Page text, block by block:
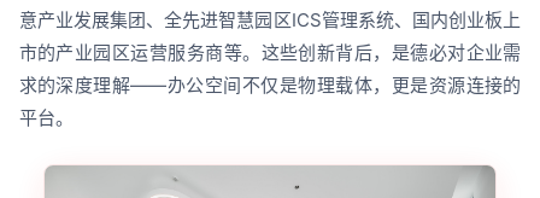
意产业发展集团、全先进智慧园区ICS管理系统、国内创业板上
市的产业园区运营服务商等。这些创新背后，是德必对企业需
求的深度理解——办公空间不仅是物理载体，更是资源连接的
平台。